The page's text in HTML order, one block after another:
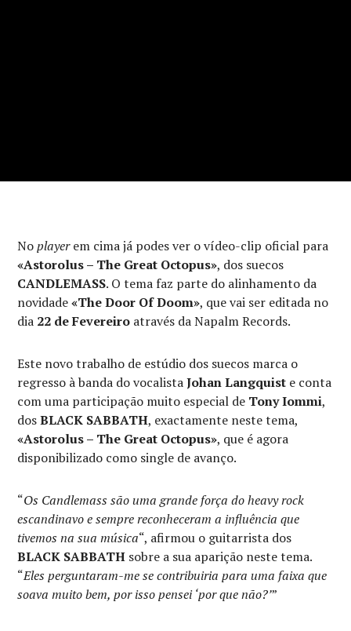
Noplayerem cima já podes ver o vídeo-clip oficial para
«Astorolus – The Great Octopus», dos suecos
CANDLEMASS. O tema faz parte do alinhamento da
novidade«The Door Of Doom», que vai ser editada no
dia 22 de Fevereiro através da Napalm Records.
Este novo trabalho de estúdio dos suecos marca o
regresso à banda do vocalistaJohan Langquist e conta
com uma participação muito especial de Tony Iommi,
dosBLACK SABBATH, exactamente neste tema,
«Astorolus – The Great Octopus», que é agora
disponibilizado como single de avanço.
“Os Candlemass são uma grande força do heavy rock
escandinavo e sempre reconheceram a influência que
tivemos na sua música“, afirmou o guitarrista dos
BLACK SABBATH sobre a sua aparição neste tema.
“Eles perguntaram-me se contribuiria para uma faixa que
soava muito bem, por isso pensei ‘por que não?’”